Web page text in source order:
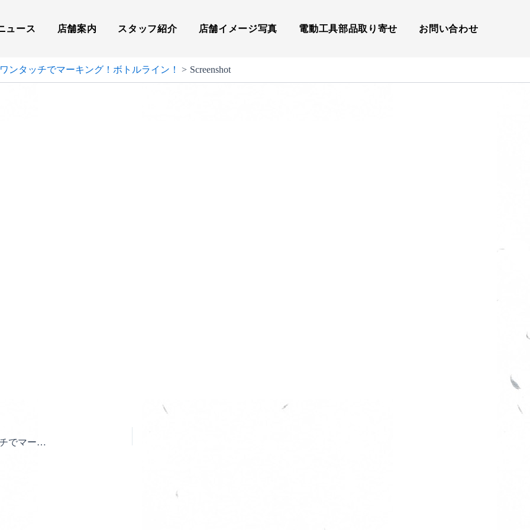
ュース 店舗案内 スタッフ紹介 店舗イメージ写真 電動工具部品取り寄せ お問い合わせ
ンタッチでマーキング！ボトルライン！ Screenshot
【お試し価格】５月末まで！高カボルトに ワンタッチでマーキング！ボトルライン！